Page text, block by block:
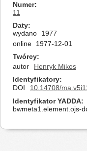
Numer
11
Daty
wydano
1977
online
1977-12-01
Twórcy
autor
Henryk Mikos
Identyfikatory
DOI
10.14708/
Identyfikator YADDA
bwmeta1.element.ojs-